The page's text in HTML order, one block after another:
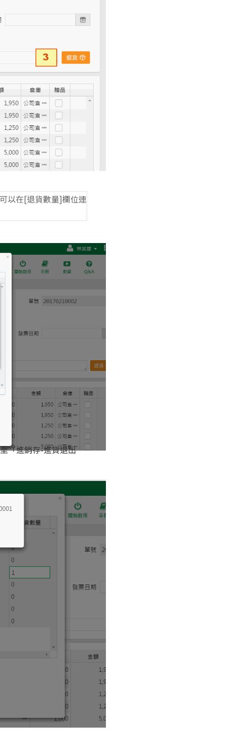
以在[退貨數量]欄位連
「進銷存-進貨退出